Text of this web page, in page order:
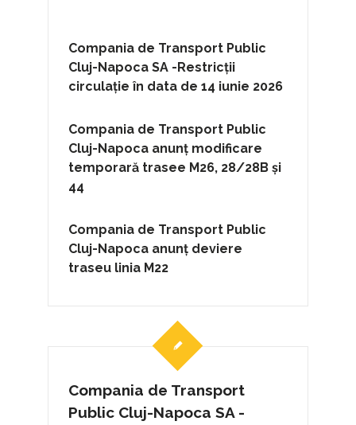
Compania de Transport Public
Cluj-Napoca SA -Restricții
circulație în data de 14 iunie 2026
Compania de Transport Public
Cluj-Napoca anunț modificare
temporară trasee M26, 28/28B și
44
Compania de Transport Public
Cluj-Napoca anunț deviere
traseu linia M22
Compania de Transport
Public Cluj-Napoca SA -